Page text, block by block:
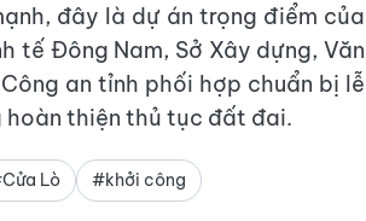
đây là dự án trọng điểm của
tế Đông Nam, Sở Xây dựng, Văn
an tỉnh phối hợp chuẩn bị lễ
hoàn thiện thủ tục đất đai.
Lò #khởi công